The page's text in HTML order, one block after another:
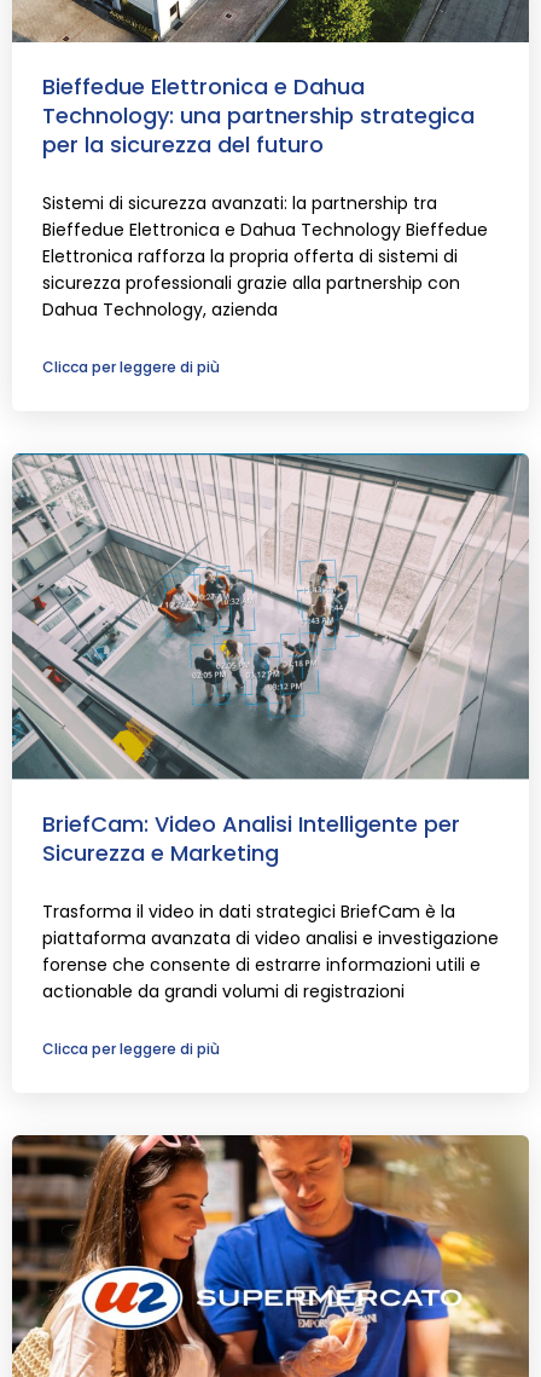
Bieffedue Elettronica e Dahua
Technology: una partnership strategica
per la sicurezza del futuro
Sistemi di sicurezza avanzati: la partnership tra
Bieffedue Elettronica e Dahua Technology Bieffedue
Elettronica rafforza la propria offerta di sistemi di
sicurezza professionali grazie alla partnership con
Dahua Technology, azienda
Clicca per leggere di più
BriefCam: Video Analisi Intelligente per
Sicurezza e Marketing
Trasforma il video in dati strategici BriefCam è la
piattaforma avanzata di video analisi e investigazione
forense che consente di estrarre informazioni utili e
actionable da grandi volumi di registrazioni
Clicca per leggere di più